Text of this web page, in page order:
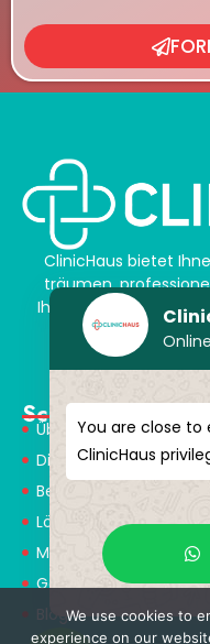
ClinicHaus bietet
träumen,
Ihnen magische
sich
Schnellmenü
Über Uns
Dienstleistungen
Behandlungen
Lösungspartner
Medical Consultants
Gesundheitstourismus
Blog
Online
You are close to
ClinicHaus
We use cookies to
experience on our